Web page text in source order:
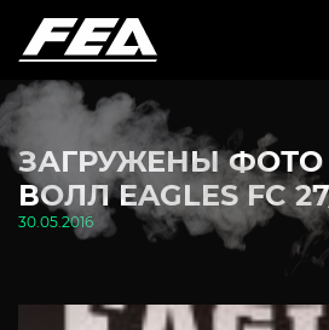
ЗАГРУЖЕНЫ ФОТО
ВОЛЛ EAGLES FC
30.05.2016